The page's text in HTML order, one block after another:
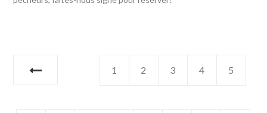
1 2 3 4 5